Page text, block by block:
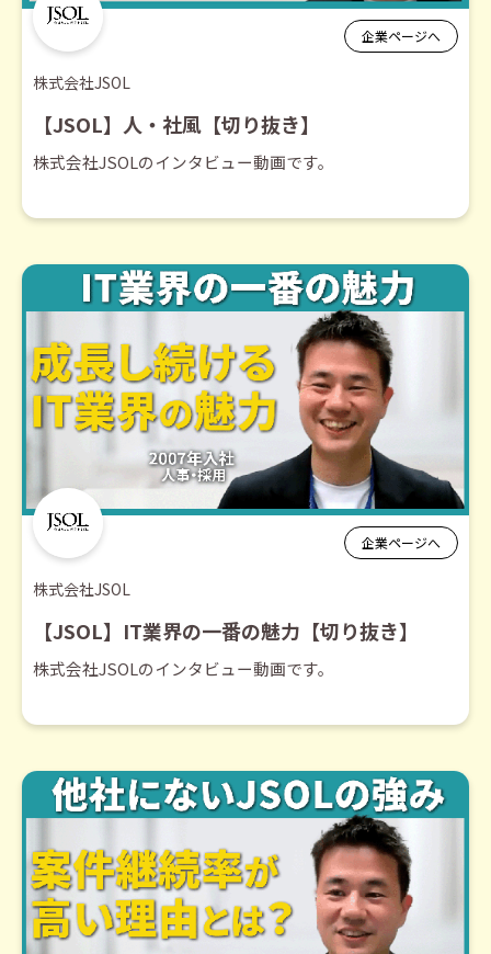
企業ページへ
株式会社JSOL
【JSOL】人・社風【切り抜き】
株式会社JSOLのインタビュー動画です。
企業ページへ
株式会社JSOL
【JSOL】IT業界の一番の魅力【切り抜き】
株式会社JSOLのインタビュー動画です。